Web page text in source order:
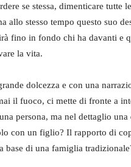
se stessa, dimenticare tutte
allo stesso tempo questo suo
fino in fondo chi ha davanti e
la vita.
dolcezza e con una
il fuoco, ci mette di fronte a
persona, ma nel dettaglio una
con un figlio? Il rapporto di
base di una famiglia